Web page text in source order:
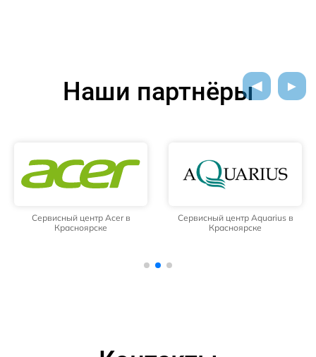
Наши партнёры
Сервисный центр Acer в
Красноярске
Сервисный центр Aquarius в
Красноярске